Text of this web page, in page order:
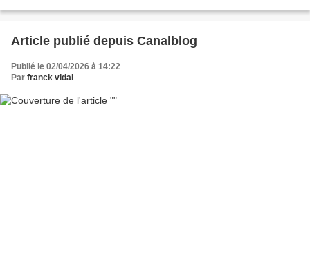
Article publié depuis Canalblog
Publié le 02/04/2026 à 14:22
Par franck vidal